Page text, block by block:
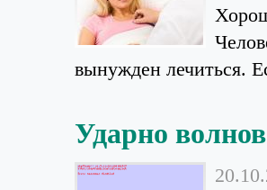
вынужден лечиться.
Ударно